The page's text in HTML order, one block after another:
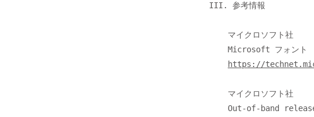
III. 参考情報
https://